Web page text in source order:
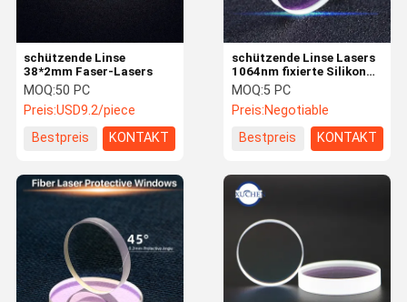
schützende Linse
38*2mm Faser-Lasers
MOQ:50 PC
Preis:USD9.2/piece
Bestpreis
KONTAKT
schützende Linse Lasers
1064nm fixierte Silikon
Raytools 12.3*4mm für
Laser-Schneidemaschine
MOQ:5 PC
Preis:Negotiable
Bestpreis
KONTAKT